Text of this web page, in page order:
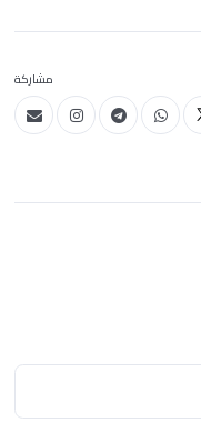
مشاركة